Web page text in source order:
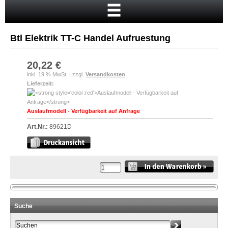
Neukunde?
Kasse
Anmelden
Btl Elektrik TT-C Handel Aufruestung
20,22 €
inkl. 19 % MwSt. | zzgl. Versandkosten
Lieferzeit:
Auslaufmodell - Verfügbarkeit auf Anfrage
Art.Nr.: 89621D
Suche